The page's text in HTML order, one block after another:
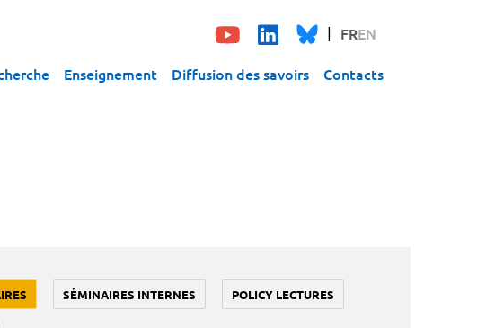
FREN
Enseignement Diffusion des savoirs Contacts
SÉMINAIRES INTERNES POLICY LECTURES